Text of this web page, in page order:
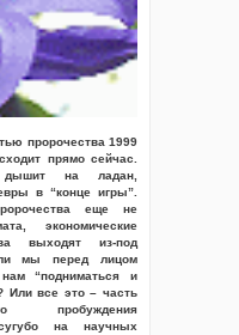
пророчества 1999
прямо сейчас.
на ладан,
в “конце игры”.
еще не
экономические
выходят из-под
мы перед лицом
“подниматься и
Или все это – часть
пробуждения
сугубо на научных